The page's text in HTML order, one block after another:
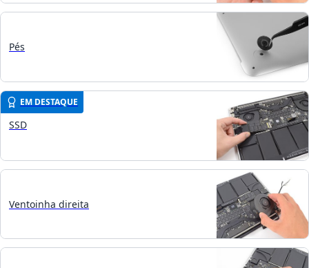
Pés
EM DESTAQUE
SSD
Ventoinha direita